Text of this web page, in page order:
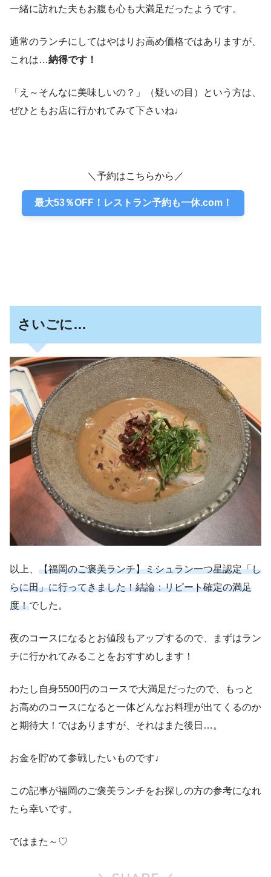
一緒に訪れた夫もお腹も心も大満足だったようです。
通常のランチにしてはやはりお高め価格ではありますが、
これは…納得です！
「え～そんなに美味しいの？」（疑いの目）という方は、
ぜひともお店に行かれてみて下さいね♩
＼予約はこちらから／
最大53％OFF！レストラン予約も一休.com！
さいごに…
以上、 【福岡のご褒美ランチ】ミシュラン一つ星認定「し
らに田」に行ってきました！結論：リピート確定の満足
度！でした。
夜のコースになるとお値段もアップするので、まずはラン
チに行かれてみることをおすすめします！
わたし自身5500円のコースで大満足だったので、もっと
お高めのコースになると一体どんなお料理が出てくるのか
と期待大！ではありますが、それはまた後日…。
お金を貯めて参戦したいものです♩
この記事が福岡のご褒美ランチをお探しの方の参考になれ
たら幸いです。
ではまた～♡